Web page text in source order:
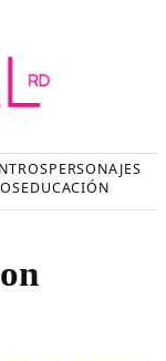
PERSONAJES
EDUCACIÓN